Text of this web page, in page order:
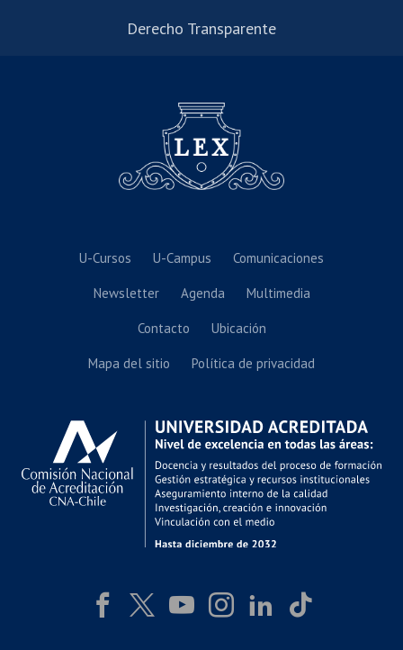
Derecho Transparente
U-Cursos U-Campus Comunicaciones
Newsletter Agenda Multimedia
Contacto Ubicación
Mapa del sitio Política de privacidad